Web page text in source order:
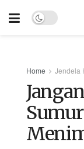
Home Jendela